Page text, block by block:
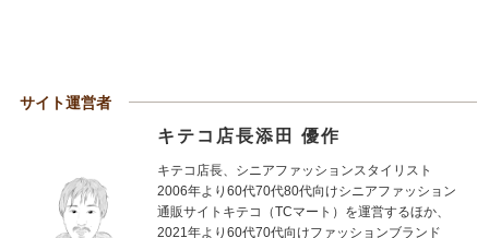
サイト運営者
キテコ店長添田 優作
キテコ店長、シニアファッションスタイリスト
2006年より60代70代80代向けシニアファッション
通販サイトキテコ（TCマート）を運営するほか、
2021年より60代70代向けファッションブランド